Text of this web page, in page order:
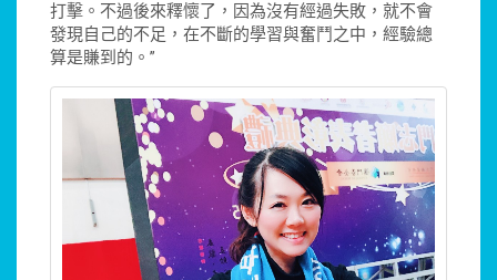
打擊。不過後來釋懷了，因為沒有經過失敗，就不會
發現自己的不足，在不斷的學習與奮鬥之中，經驗總
算是賺到的。”